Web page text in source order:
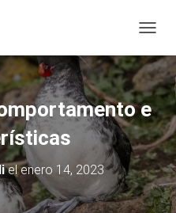
e
elenero 14, 2023